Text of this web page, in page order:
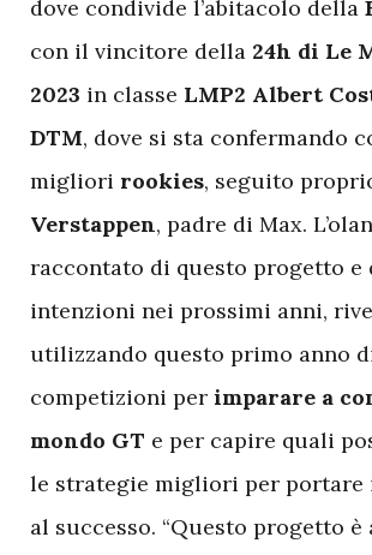
dove condivide l’abitacolo della
con il vincitore della 24h di Le
2023 in classe LMP2 Albert
DTM, dove si sta confermando
migliori rookies, seguito
Verstappen, padre di Max.
raccontato di questo progetto e
intenzioni nei prossimi anni,
utilizzando questo primo anno
competizioni per imparare a
mondo GT e per capire quali
le strategie migliori per
al successo. “Questo progetto